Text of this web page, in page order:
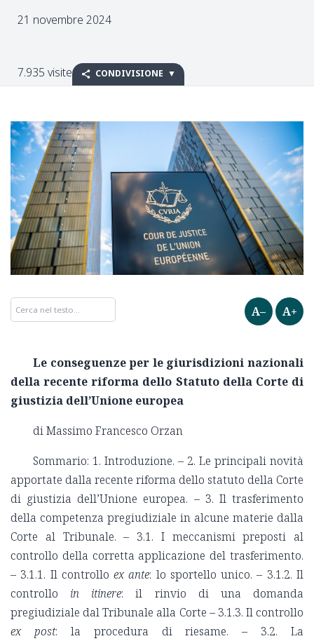
21 novembre 2024
7.935 visite CONDIVISIONE
A– A+
Le conseguenze per le giurisdizioni nazionali
della recente riforma dello Statuto della Corte di
giustizia dell’Unione europea
di Massimo Francesco Orzan
Sommario: 1. Introduzione. – 2. Le principali novità
apportate dalla recente riforma dello statuto della Corte
di giustizia dell’Unione europea. – 3. Il trasferimento
della competenza pregiudiziale in alcune materie dalla
Corte al Tribunale. – 3.1. I meccanismi preposti al
controllo della corretta applicazione del trasferimento.
– 3.1.1. Il controlloex ante: lo sportello unico. – 3.1.2. Il
controllo in itinere: il rinvio di una domanda
pregiudiziale dal Tribunale alla Corte – 3.1.3. Il controllo
ex post: la procedura di riesame. – 3.2. La